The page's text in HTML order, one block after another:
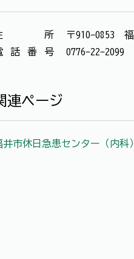
所
〒910-0853
話番号
0776-22-2099
連ページ
井市休日急患センター（内科）